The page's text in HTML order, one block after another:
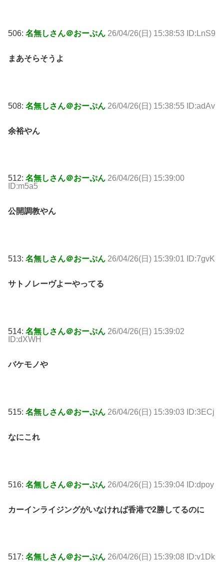
506: 名無しさん＠おーぷん 26/04/26(日) 15:38:53 ID:LnS9
まあそらそうよ
508: 名無しさん＠おーぷん 26/04/26(日) 15:38:55 ID:adAv
余裕やん
512: 名無しさん＠おーぷん 26/04/26(日) 15:39:00
ID:m5a5
公開調教やん
513: 名無しさん＠おーぷん 26/04/26(日) 15:39:01 ID:7gvK
サトノレーヴよーやってる
514: 名無しさん＠おーぷん 26/04/26(日) 15:39:02
ID:dXWH
バケモノや
515: 名無しさん＠おーぷん 26/04/26(日) 15:39:03 ID:3ECj
なにこれ
516: 名無しさん＠おーぷん 26/04/26(日) 15:39:04 ID:dpoy
カーインライジングがいなければ香港で2勝してるのに
517: 名無しさん＠おーぷん 26/04/26(日) 15:39:08 ID:v1Dk